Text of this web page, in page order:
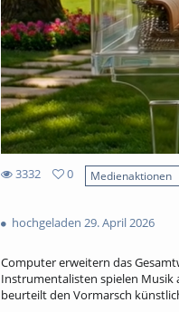
3332
views
0
Medienaktionen
hochgeladen 29. April 2026
Computer erweitern das
Instrumentalisten spielen Musik
beurteilt den Vormarsch